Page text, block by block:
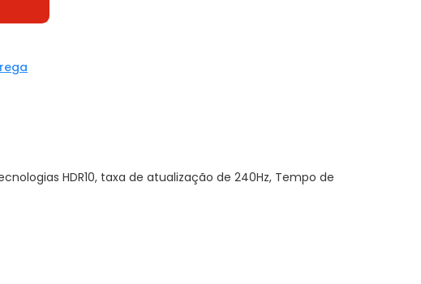
HDR10, taxa de atualização de 240Hz, Tempo de